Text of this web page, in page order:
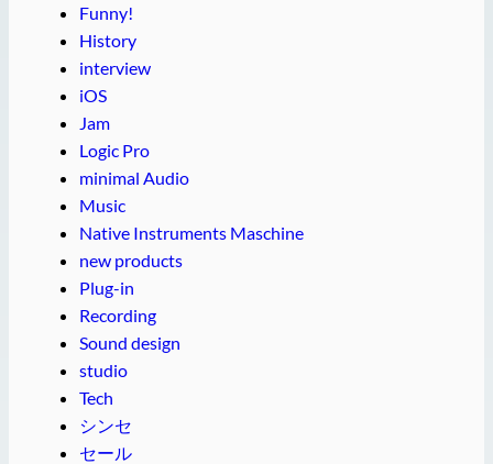
Funny!
History
interview
iOS
Jam
Logic Pro
minimal Audio
Music
Native Instruments Maschine
new products
Plug-in
Recording
Sound design
studio
Tech
シンセ
セール